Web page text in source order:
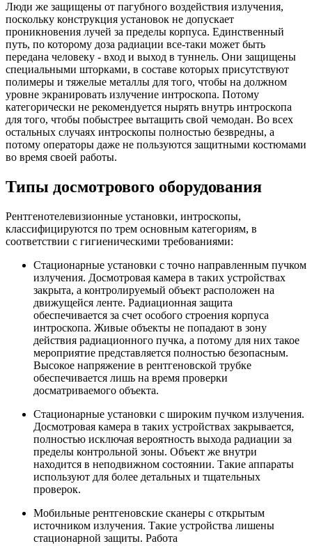
Люди же защищены от пагубного воздействия излучения,
поскольку конструкция установок не допускает
проникновения лучей за пределы корпуса. Единственный
путь, по которому доза радиации все-таки может быть
передана человеку - вход и выход в туннель. Они защищены
специальными шторками, в составе которых присутствуют
полимеры и тяжелые металлы для того, чтобы на должном
уровне экранировать излучение интроскопа. Потому
категорически не рекомендуется нырять внутрь интроскопа
для того, чтобы побыстрее вытащить свой чемодан. Во всех
остальных случаях интроскопы полностью безвредны, а
потому операторы даже не пользуются защитными костюмами
во время своей работы.
Типы досмотрового оборудования
Рентгенотелевизионные установки, интроскопы,
классифицируются по трем основным категориям, в
соответствии с гигиеническими требованиями:
Стационарные установки с точно направленным пучком
излучения. Досмотровая камера в таких устройствах
закрыта, а контролируемый объект расположен на
движущейся ленте. Радиационная защита
обеспечивается за счет особого строения корпуса
интроскопа. Живые объекты не попадают в зону
действия радиационного пучка, а потому для них такое
мероприятие представляется полностью безопасным.
Высокое напряжение в рентгеновской трубке
обеспечивается лишь на время проверки
досматриваемого объекта.
Стационарные установки с широким пучком излучения.
Досмотровая камера в таких устройствах закрывается,
полностью исключая вероятность выхода радиации за
пределы контрольной зоны. Объект же внутри
находится в неподвижном состоянии. Такие аппараты
используют для более детальных и тщательных
проверок.
Мобильные рентгеновские сканеры с открытым
источником излучения. Такие устройства лишены
стационарной защиты. Работа